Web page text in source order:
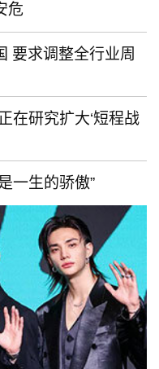
危
要求调整全行业周
在研究扩大‘短程战
一生的骄傲”